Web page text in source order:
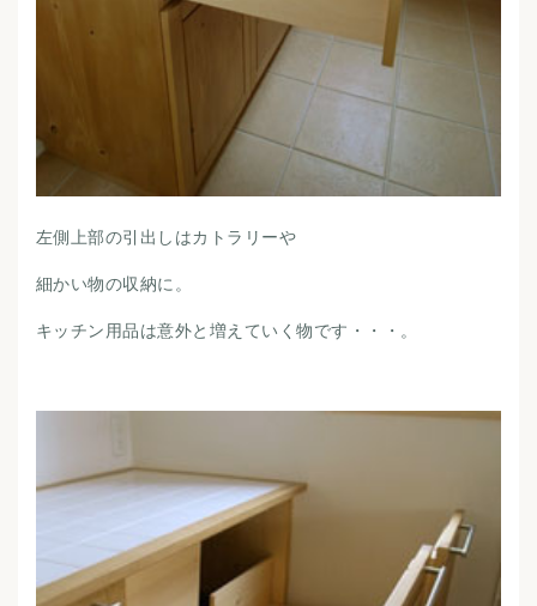
左側上部の引出しはカトラリーや
細かい物の収納に。
キッチン用品は意外と増えていく物です・・・。